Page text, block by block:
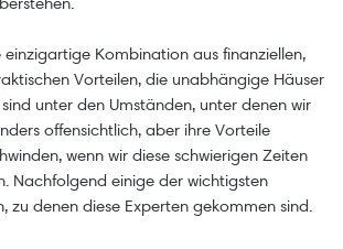
einzigartige Kombination aus finanziellen,
Vorteilen, die unabhängige Häuser
unter den Umständen, unter denen wir
offensichtlich, aber ihre Vorteile
wenn wir diese schwierigen Zeiten
Nachfolgend einige der wichtigsten
zu denen diese Experten gekommen sind.